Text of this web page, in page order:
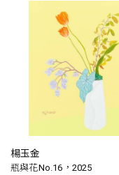
楊玉金
瓶與花No.16，2025